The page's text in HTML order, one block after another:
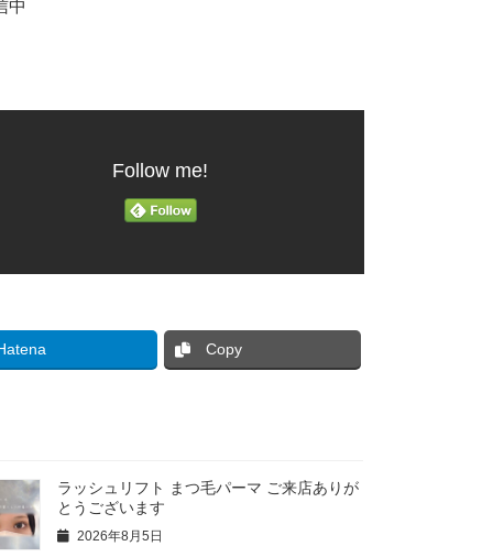
中
Follow me!
Copy
ラッシュリフト まつ毛パーマ ご来店ありが
とうございます
2026年8月5日